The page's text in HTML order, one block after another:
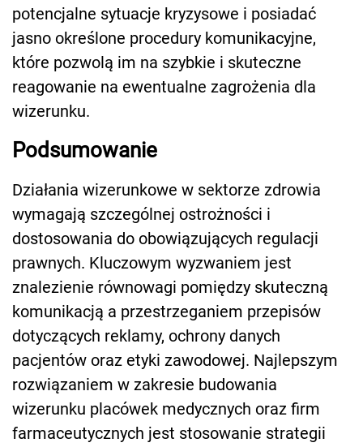
potencjalne sytuacje kryzysowe i posiadać
jasno określone procedury komunikacyjne,
które pozwolą im na szybkie i skuteczne
reagowanie na ewentualne zagrożenia dla
wizerunku.
Podsumowanie
Działania wizerunkowe w sektorze zdrowia
wymagają szczególnej ostrożności i
dostosowania do obowiązujących regulacji
prawnych. Kluczowym wyzwaniem jest
znalezienie równowagi pomiędzy skuteczną
komunikacją a przestrzeganiem przepisów
dotyczących reklamy, ochrony danych
pacjentów oraz etyki zawodowej. Najlepszym
rozwiązaniem w zakresie budowania
wizerunku placówek medycznych oraz firm
farmaceutycznych jest stosowanie strategii